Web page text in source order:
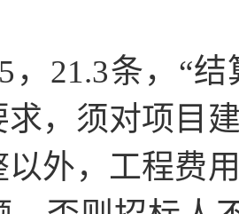
， 21.3条， “结
求，须对项目
以外，工程费